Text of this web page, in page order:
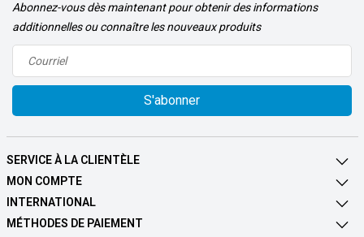
Abonnez-vous dès maintenant pour obtenir des informations
additionnelles ou connaître les nouveaux produits
S'abonner
SERVICE À LA CLIENTÈLE
MON COMPTE
INTERNATIONAL
MÉTHODES DE PAIEMENT